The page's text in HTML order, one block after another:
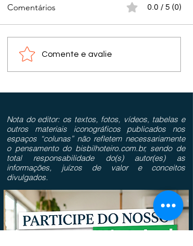
Comentários 0.0 / 5 (0)
Comente e avalie
Nota do editor: os textos, fotos, vídeos, tabelas e
outros materiais iconográficos publicados nos
espaços “colunas” não refletem necessariamente
o pensamento do bisbilhoteiro.com.br, sendo de
total responsabilidade do(s) autor(es) as
informações, juízos de valor e conceitos
divulgados.